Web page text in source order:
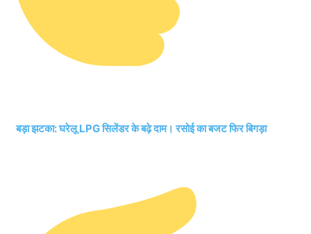
बड़ा झटका: घरेलू LPG सिलेंडर के बढ़े दाम। रसोई का बजट फिर बिगड़ा